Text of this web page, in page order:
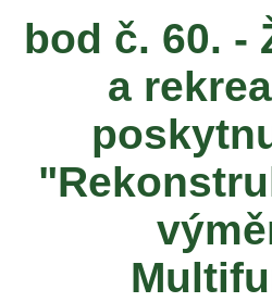
bod č. 60. -
a